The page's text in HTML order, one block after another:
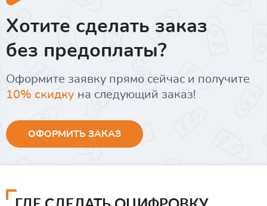
Хотите сделать заказ
без предоплаты?
Оформите заявку прямо сейчас и получите
10% скидку на следующий заказ!
ОФОРМИТЬ ЗАКАЗ